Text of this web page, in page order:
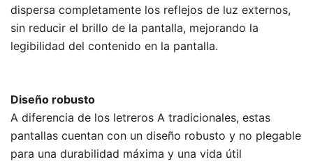
dispersa completamente los reflejos de luz externos,
sin reducir el brillo de la pantalla, mejorando la
legibilidad del contenido en la pantalla.
Diseño robusto
A diferencia de los letreros A tradicionales, estas
pantallas cuentan con un diseño robusto y no plegable
para una durabilidad máxima y una vida útil